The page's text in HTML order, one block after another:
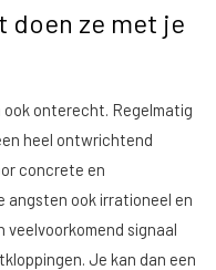
doen ze met je
onterecht. Regelmatig
heel ontwrichtend
concrete en
angsten ook irrationeel en
veelvoorkomend signaal
Je kan dan een